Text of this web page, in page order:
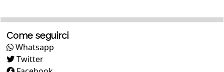
Come seguirci
Whatsapp
Twitter